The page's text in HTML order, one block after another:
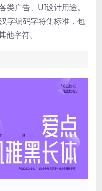
类广告、UI设计用途。
字编码字符集标准，包
字符。